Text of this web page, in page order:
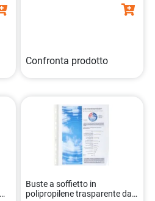
Confronta prodotto
Buste a soffietto in
polipropilene trasparente da